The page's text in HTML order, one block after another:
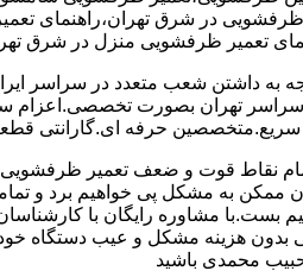
ظرفشویی در شرق تهران،راهنمای
تعمیر ظرفشویی منزل در شرق
به داشتن شعب متعدد در سراسر
تهران بصورت تخصصی.اعزام
حرفه ای.گارانتی
نقاط قوت و ضعف تعمیر
ممکن به مشکل پی خواهیم برد و
بست.با مشاوره رایگان با
بدون هزینه مشکل و عیب دستگاه خود